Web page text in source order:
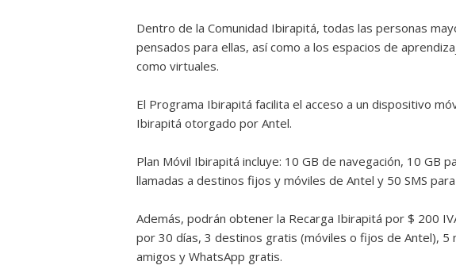
Dentro de la Comunidad Ibirapitá, todas las personas
pensados para ellas, así como a los espacios de
como virtuales.
El Programa Ibirapitá facilita el acceso a un dispositivo
Ibirapitá otorgado por Antel.
Plan Móvil Ibirapitá incluye: 10 GB de navegación, 10 GB
llamadas a destinos fijos y móviles de Antel y 50 SMS
Además, podrán obtener la Recarga Ibirapitá por $ 200
por 30 días, 3 destinos gratis (móviles o fijos de Antel), 5
amigos y WhatsApp gratis.